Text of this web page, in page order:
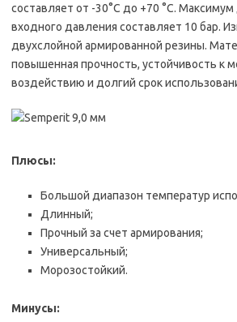
составляет от -30°С до +70 °С.
входного давления составляет 10 бар.
двухслойной армированной резины.
повышенная прочность, устойчивость к
воздействию и долгий срок
Плюсы:
Большой диапазон температур
Длинный;
Прочный за счет армирования;
Универсальный;
Морозостойкий.
Минусы: